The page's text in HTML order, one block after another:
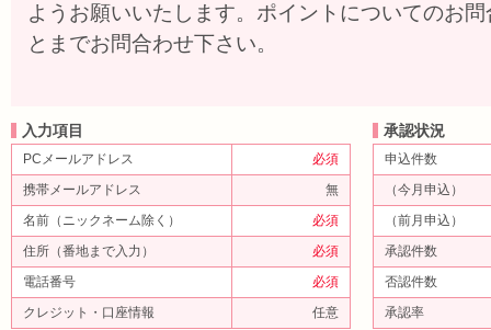
ようお願いいたします。ポイントについてのお
とまでお問合わせ下さい。
入力項目
PCメールアドレス
必須
携帯メールアドレス
無
名前（ニックネーム除く）
必須
住所（番地まで入力）
必須
電話番号
必須
クレジット・口座情報
任意
承認状況
申込件数
（今月申込）
（前月申込）
承認件数
否認件数
承認率